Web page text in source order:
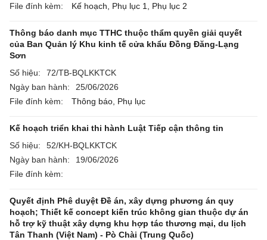
File đính kèm:
Kế hoạch, Phụ lục 1, Phụ lục 2
Thông báo danh mục TTHC thuộc thẩm quyền giải quyết
của Ban Quản lý Khu kinh tế cửa khẩu Đồng Đăng-Lạng
Sơn
Số hiệu:
72/TB-BQLKKTCK
Ngày ban hành:
25/06/2026
File đính kèm:
Thông báo, Phụ lục
Kế hoạch triển khai thi hành Luật Tiếp cận thông tin
Số hiệu:
52/KH-BQLKKTCK
Ngày ban hành:
19/06/2026
File đính kèm:
Quyết định Phê duyệt Đề án, xây dựng phương án quy
hoạch; Thiết kế concept kiến trúc không gian thuộc dự án
hỗ trợ kỹ thuật xây dựng khu hợp tác thương mại, du lịch
Tân Thanh (Việt Nam) - Pò Chài (Trung Quốc)